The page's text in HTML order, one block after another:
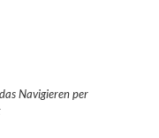
Navigieren per